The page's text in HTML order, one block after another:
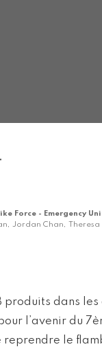
Force - Emergency
Jordan Chan,
dans
l’avenir du
reprendre le